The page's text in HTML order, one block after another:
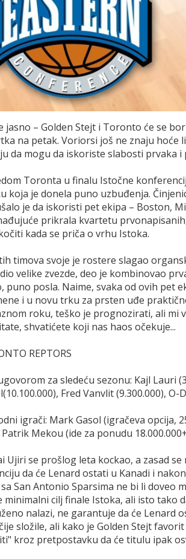
jasno – Golden Stejt i Toronto će se
na petak. Voriorsi još ne znaju hoće
da mogu da iskoriste slabosti prvaka
Toronta u finalu Istočne
koja je donela puno uzbuđenja.
je da iskoristi pet ekipa – Boston,
prikrala kvartetu
kada se priča o vrhu Istoka.
timova svoje je rostere slagao
velike zvezde, deo je kombinovao
puno posla. Naime, svaka od ovih pet
i u novu trku za prsten uđe
roku, teško je prognozirati, ali mi
shvatićete koji nas haos očekuje...
REPTORS
za sledeću sezonu: Kajl Lauri
Fred Vanvlit (9.300.000),
igrači: Mark Gasol (igračeva opcija,
Mekou (ide za ponudu
Ujiri se prošlog leta kockao, a zasad
da će Lenard ostati u Kanadi i
San Antonio Sparsima ne bi li doveo
minimalni cilj finale Istoka, ali isto tako
nalazi, ne garantuje da će Lenard
složile, ali kako je Golden Stejt
kroz pretpostavku da će titulu ipak